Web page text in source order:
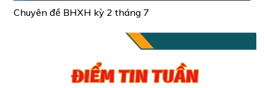
Chuyên đề BHXH kỳ 2 tháng 7